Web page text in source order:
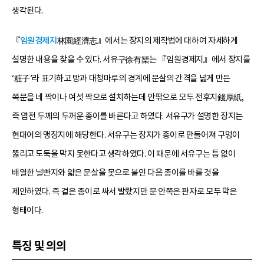
생각된다.
『임원경제지 林園經濟志』에서는 장지의 제작법에 대하여 자세하게
설명한 내용을 찾을 수 있다. 서유구徐有榘는 『임원경제지』에서 장지를
‘粧子’라 표기하고 방과 대청마루의 경계에 문살의 간격을 넓게 만든
쪽문을 네 짝이나 여섯 짝으로 설치하는데 안팎으로 모두 전후지錢厚紙,
즉 엽전 두께의 두꺼운 종이를 바른다고 하였다. 서유구가 설명한 장지는
현대어의 맹장지에 해당한다. 서유구는 장지가 종이로 만들어져 구멍이
뚫리고 도둑을 막지 못한다고 생각하였다. 이 때문에 서유구는 틈 없이
배열한 널빤지와 얇은 문살을 못으로 붙인 다음 종이를 바를 것을
제안하였다. 즉 겉은 종이로 싸서 발랐지만 문 안쪽은 판자로 모두 막은
형태이다.
특징 및 의의